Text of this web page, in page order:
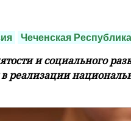
Чеченская Республика
и социального
реализации